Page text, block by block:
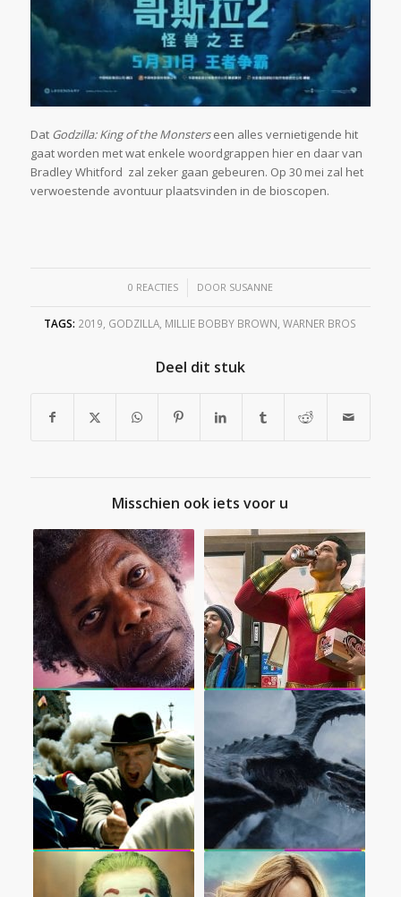
Dat Godzilla: King of the Monsterseen alles vernietigende hit
gaat worden met wat enkele woordgrappen hier en daar van
Bradley Whitford zal zeker gaan gebeuren. Op 30 mei zal het
verwoestende avontuur plaatsvinden in de bioscopen.
0 REACTIES
/ DOOR SUSANNE
TAGS: 2019 GODZILLA MILLIE BOBBY BROWN ,WARNER BROS
Deel dit stuk
Misschien ook iets voor u